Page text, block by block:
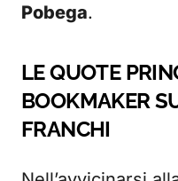
Pobega.
LE QUOTE
BOOKMAKER
FRANCHI